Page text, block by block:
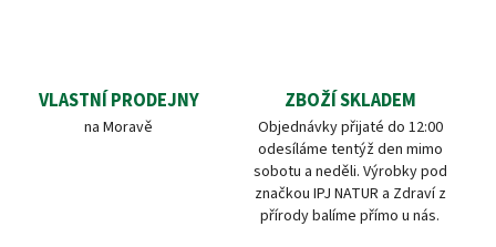
VLASTNÍ PRODEJNY
na Moravě
ZBOŽÍ SKLADEM
Objednávky přijaté do 12:00
odesíláme tentýž den mimo
sobotu a neděli. Výrobky pod
značkou IPJ NATUR a Zdraví z
přírody balíme přímo u nás.